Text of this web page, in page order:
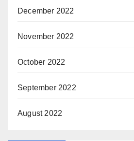
December 2022
November 2022
October 2022
September 2022
August 2022